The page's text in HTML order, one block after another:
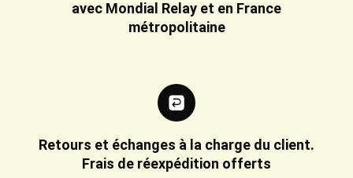
avec Mondial Relay et en France
métropolitaine
Retours et échanges à la charge du client.
Frais de réexpédition offerts